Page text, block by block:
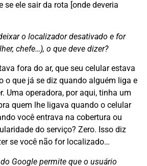
se ele sair da rota [onde deveria
o localizador desativado e for
chefe…), o que deve dizer?
fora do ar, que seu celular estava
o que já se diz quando alguém liga e
Uma operadora, por aqui, tinha um
quem lhe ligava quando o celular
você entrava na cobertura ou
do serviço? Zero. Isso diz
se você não for localizado…
Google permite que o usuário